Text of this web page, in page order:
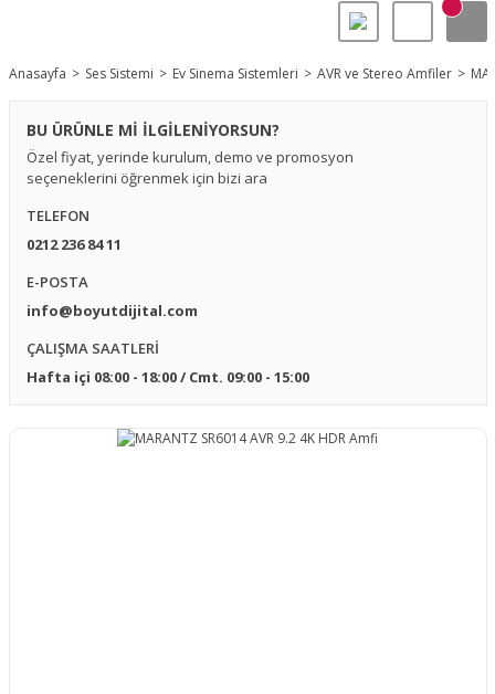
Anasayfa Ses Sistemi Ev Sinema Sistemleri AVR ve Stereo Amfiler
BU ÜRÜNLE Mİ İLGİLENİYORSUN?
Özel fiyat, yerinde kurulum, demo ve promosyon
seçeneklerini öğrenmek için bizi ara
TELEFON
0212 236 84 11
E-POSTA
info@boyutdijital.com
ÇALIŞMA SAATLERİ
Hafta içi 08:00 - 18:00 / Cmt. 09:00 - 15:00